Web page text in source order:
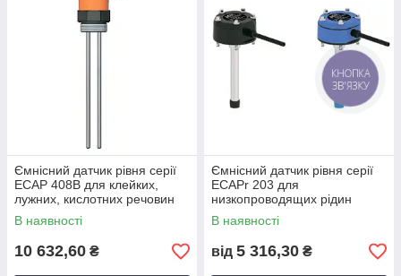
Ємнісний датчик рівня серії
ECAP 408B для клейких,
лужних, кислотних речовин
(корпус пластик)
В наявності
10 632,60 ₴
Ємнісний датчик рівня серії
ECAPr 203 для
низкопроводящих рідин
В наявності
від 5 316,30 ₴
КНОПКА
ЗВ'ЯЗКУ